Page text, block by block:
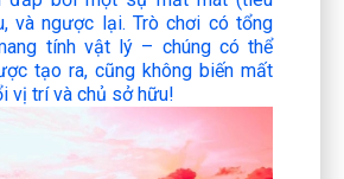
và ngược lại. Trò chơi có tổng
tính vật lý – chúng có thể
tạo ra, cũng không biến mất
vị trí và chủ sở hữu!